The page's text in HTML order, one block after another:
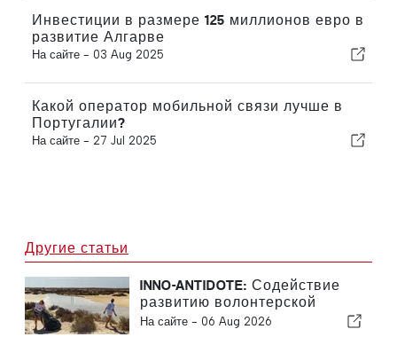
Инвестиции в размере 125 миллионов евро в
развитие Алгарве
На сайте - 03 Aug 2025
Какой оператор мобильной связи лучше в
Португалии?
На сайте - 27 Jul 2025
Другие статьи
INNO-ANTIDOTE: Содействие
развитию волонтерской
деятельности в Португалии
На сайте - 06 Aug 2026